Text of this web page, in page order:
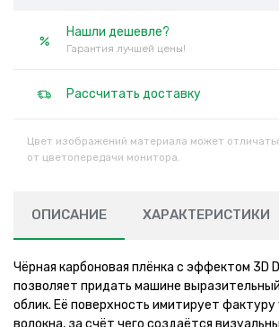
Нашли дешевле?
Гарантия лучшей цены!
Рассчитать доставку
Цвет изображений материала может
от цветопередачи монитора.
ОПИСАНИЕ ХАРАКТЕРИСТИКИ
Чёрная карбоновая плёнка с эффектом 3D
позволяет придать машине
облик. Её поверхность имитирует фактуру
волокна, за счёт чего создаётся